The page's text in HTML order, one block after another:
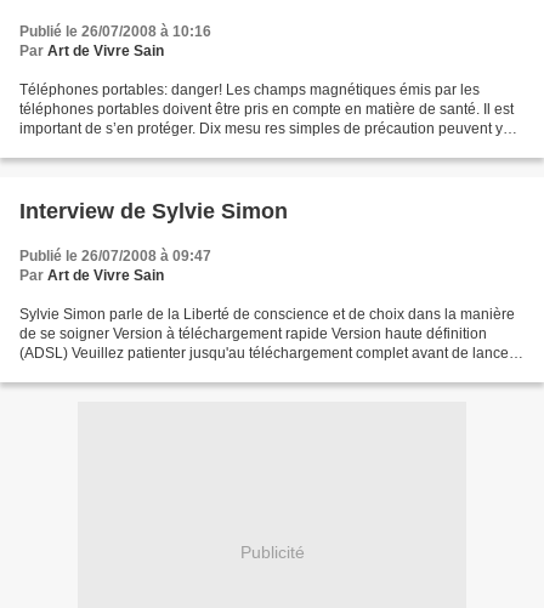
Publié le 26/07/2008 à 10:16
Par Art de Vivre Sain
Téléphones portables: danger! Les champs magnétiques émis par les
téléphones portables doivent être pris en compte en matière de santé. Il est
important de s’en protéger. Dix mesu res simples de précaution peuvent y
Interview de Sylvie Simon
Publié le 26/07/2008 à 09:47
Par Art de Vivre Sain
Sylvie Simon parle de la Liberté de conscience et de choix dans la manière
de se soigner Version à téléchargement rapide Version haute définition
(ADSL) Veuillez patienter jusqu'au téléchargement complet avant de lancer
Publicité